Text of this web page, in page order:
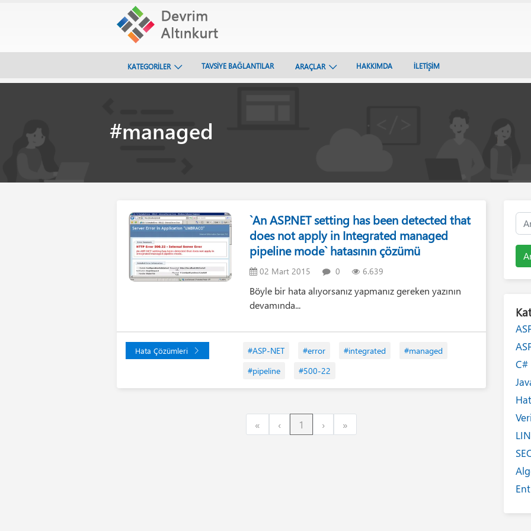
KATEGORİLER TAVSİYE BAĞLANTILAR ARAÇLAR HAKKIMDA İLETİŞİM
#managed
`An ASP.NET setting has been detected that
does not apply in Integrated managed
pipeline mode` hatasının çözümü
02 Mart 2015 0 6.639
Böyle bir hata alıyorsanız yapmanız gereken yazının
devamında...
Hata Çözümleri #ASP-NET #error #integrated
#managed
#pipeline
#500-22
« ‹Previous
1 ›Next»
C#